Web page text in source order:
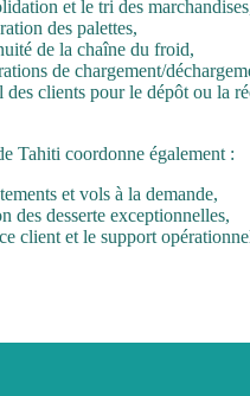
et le tri des
des palettes,
de la chaîne du froid,
de chargement/
des clients pour le dépôt ou la
Tahiti coordonne également :
et vols à la demande,
des desserte exceptionnelles,
client et le support